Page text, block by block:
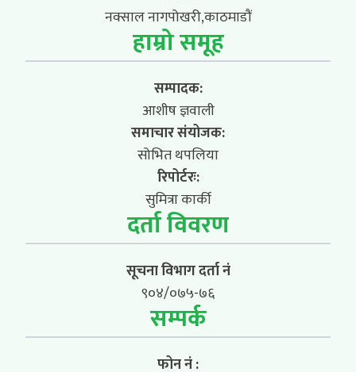
नक्साल नागपोखरी,काठमाडौं
हाम्रो समूह
सम्पादक:
आशीष ज्ञवाली
समाचार संयोजक:
सोभित थपलिया
रिपोर्टरः:
सुमित्रा कार्की
दर्ता विवरण
सूचना विभाग दर्ता नं
९०४/०७५-७६
सम्पर्क
फोन नं :